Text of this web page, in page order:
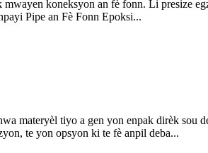
koneksyon an fè fonn. Li presize
Pipe an Fè Fonn Epoksi...
materyèl tiyo a gen yon enpak dirèk sou
te yon opsyon ki te fè anpil deba...